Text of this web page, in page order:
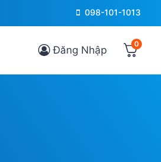
098-101-1013
Đăng Nhập 0